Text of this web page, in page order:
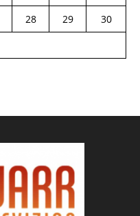
28 29
30